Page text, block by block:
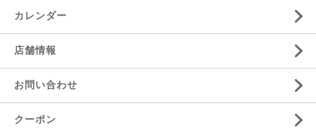
カレンダー
店舗情報
お問い合わせ
クーポン